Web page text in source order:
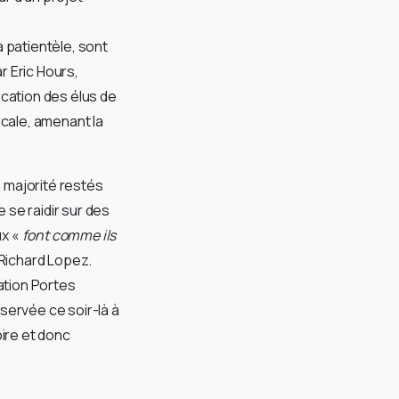
patientèle, sont
Eric Hours,
des élus de
amenant la
majorité restés
se raidir sur des
« font commeils
Lopez.
Portes
ce soir-là à
et donc